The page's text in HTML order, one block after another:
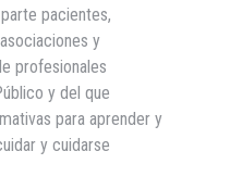
pacientes,
y
profesionales
y del que
para aprender y
y cuidarse